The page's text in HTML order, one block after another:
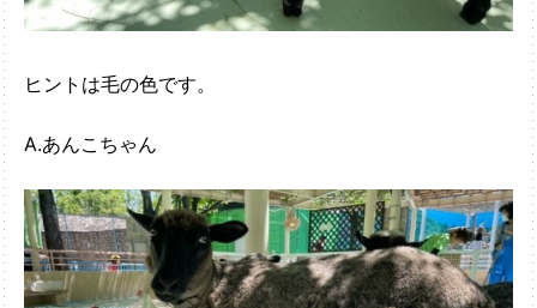
ヒントは毛の色です。
A.あんこちゃん